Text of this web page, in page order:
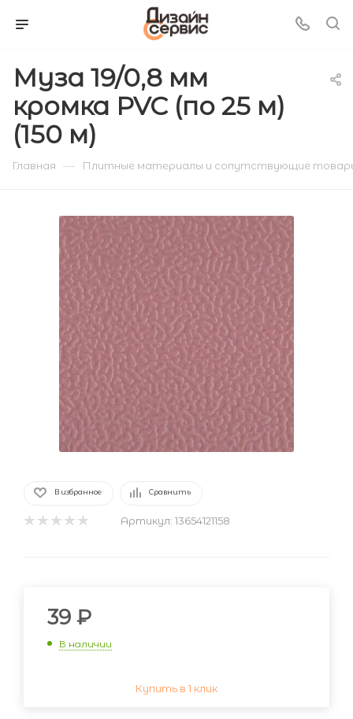
Муза 19/0,8 мм
кромка PVC (по 25 м)
(150 м)
Главная — Плитные материалы и сопутствующие
В избранное Сравнить
Артикул: 13654121158
39 ₽
В наличии
Купить в 1 клик